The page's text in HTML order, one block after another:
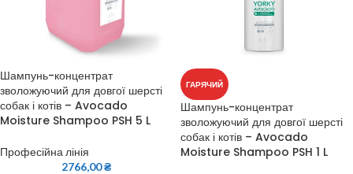
Шампунь-концентрат
зволожуючий для довгої шерсті
собак і котів – Avocado
Moisture Shampoo PSH 5 L
Професійна лінія
2766,00₴
ГАРЯЧИЙ
Шампунь-концентрат
зволожуючий для довгої шерсті
собак і котів – Avocado
Moisture Shampoo PSH 1 L